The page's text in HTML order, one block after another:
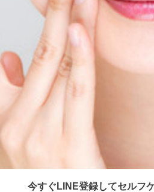
今すぐLINE登録してセルフ